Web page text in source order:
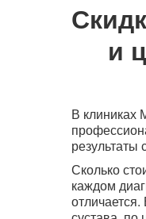
и
В клиниках
результаты
Сколько
каждом